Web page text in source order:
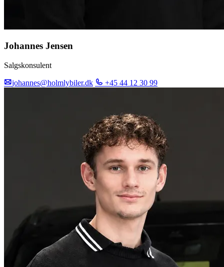
Johannes Jensen
Salgskonsulent
johannes@holmlybiler.dk +45 44 12 30 99